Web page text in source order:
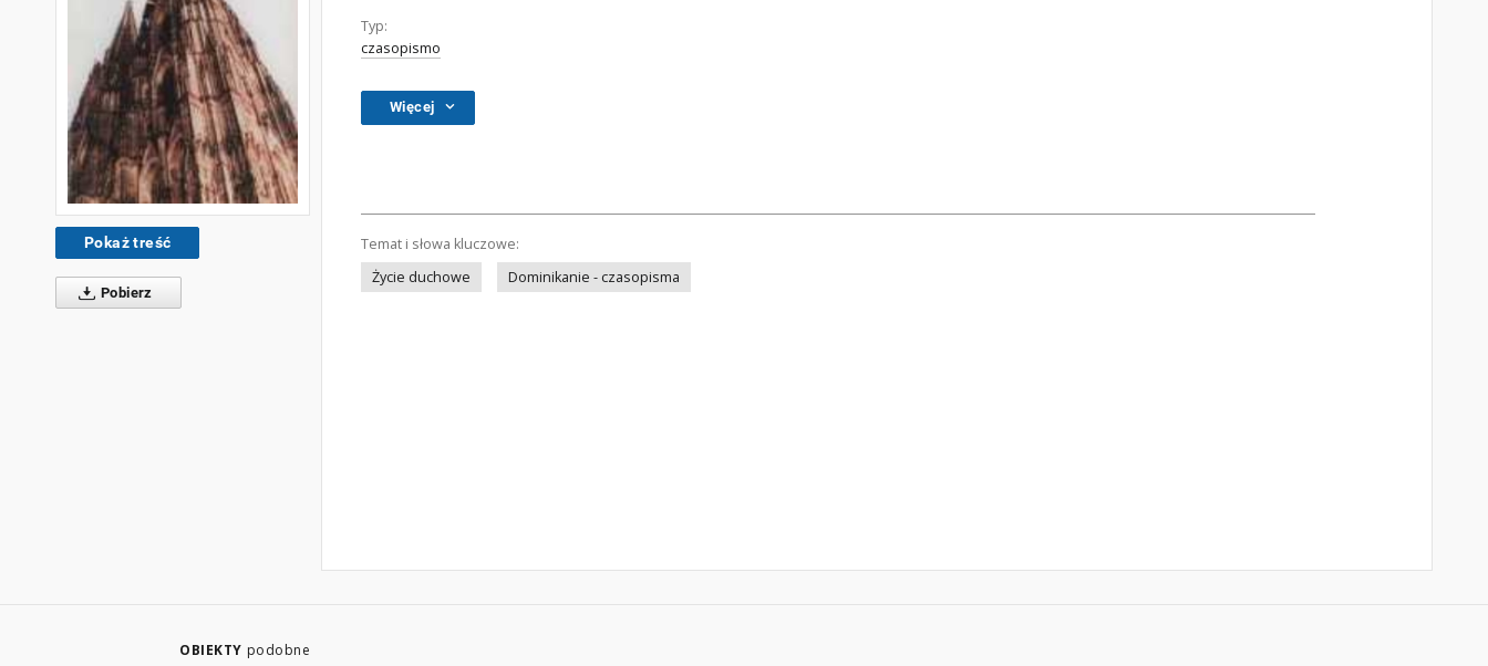
Pokaż treść
Pobierz
Typ:
czasopismo
Więcej
Temat i słowa kluczowe:
Życie duchowe
Dominikanie - czasopisma
OBIEKTY podobne